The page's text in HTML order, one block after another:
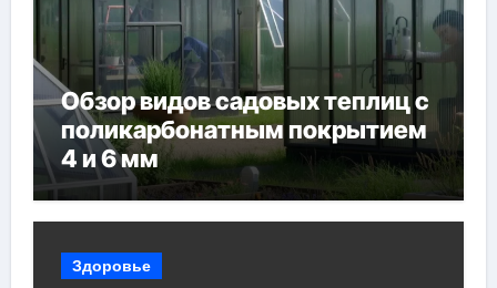
Обзор видов садовых теплиц с
поликарбонатным покрытием
4 и 6 мм
Здоровье